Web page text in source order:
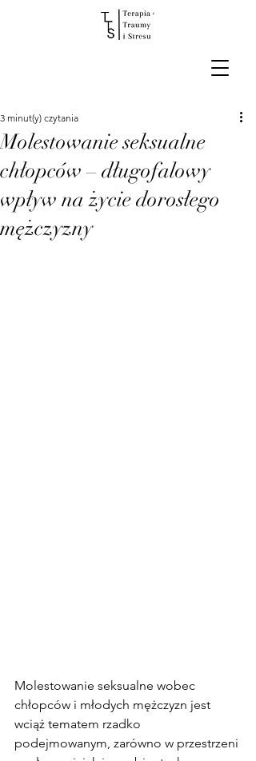
Molestowanie seksualne
chłopców – długofalowy
wpływ na życie dorosłego
mężczyzny
3 minut(y) czytania
Molestowanie seksualne wobec
chłopców i młodych mężczyzn jest
wciąż tematem rzadko
podejmowanym, zarówno w przestrzeni